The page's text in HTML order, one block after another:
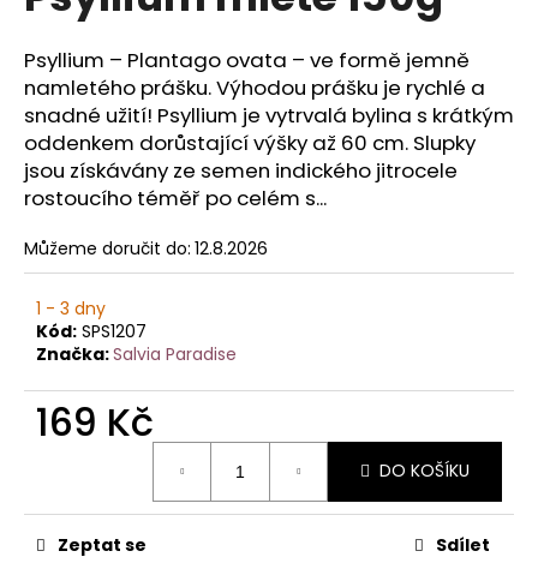
z
5
hvězdiček.
Psyllium – Plantago ovata – ve formě jemně
namletého prášku. Výhodou prášku je rychlé a
snadné užití! Psyllium je vytrvalá bylina s krátkým
oddenkem dorůstající výšky až 60 cm. Slupky
jsou získávány ze semen indického jitrocele
rostoucího téměř po celém s...
Můžeme doručit do: 12.8.2026
1 - 3 dny
Kód: SPS1207
Značka:Salvia Paradise
169 Kč
DO KOŠÍKU
Zeptat se Sdílet
j
í
t
?
HLEDAT
D
o
u
č